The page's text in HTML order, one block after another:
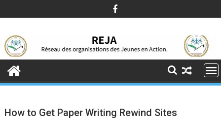
to
How to Get Paper Writing Rewind Sites